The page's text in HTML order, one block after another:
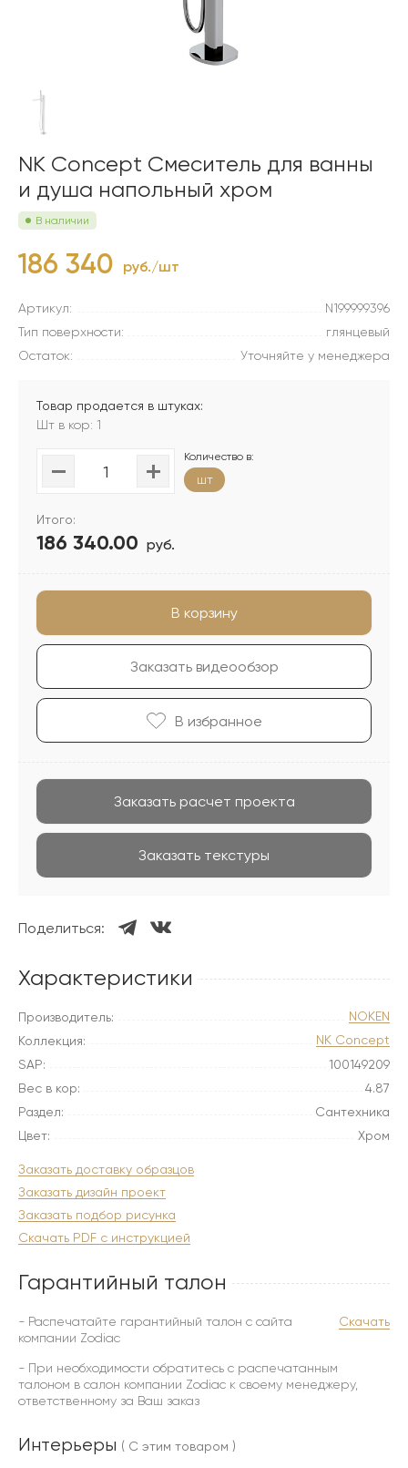
NK Concept Смеситель для ванны
и душа напольный хром
В наличии
186 340 руб./шт
Артикул:
N199999396
Тип поверхности:
глянцевый
Остаток:
Уточняйте у менеджера
Товар продается в штуках:
Шт в кор: 1
Количество в:
шт
Итого:
186 340.00 руб.
В корзину
Заказать видеообзор
В избранноe
Заказать расчет проекта
Заказать текстуры
Поделиться:
Характеристики
Производитель:
NOKEN
Коллекция:
NK Concept
SAP:
100149209
Вес в кор:
4.87
Раздел:
Сантехника
Цвет:
Хром
Заказать доставку образцов
Заказать дизайн проект
Заказать подбор рисунка
Скачать PDF с инструкцией
Гарантийный талон
- Распечатайте гарантийный талон с сайта
компании Zodiac
Скачать
- При необходимости обратитесь с распечатанным
талоном в салон компании Zodiac к своему менеджеру,
ответственному за Ваш заказ
Интерьеры ( С этим товаром )